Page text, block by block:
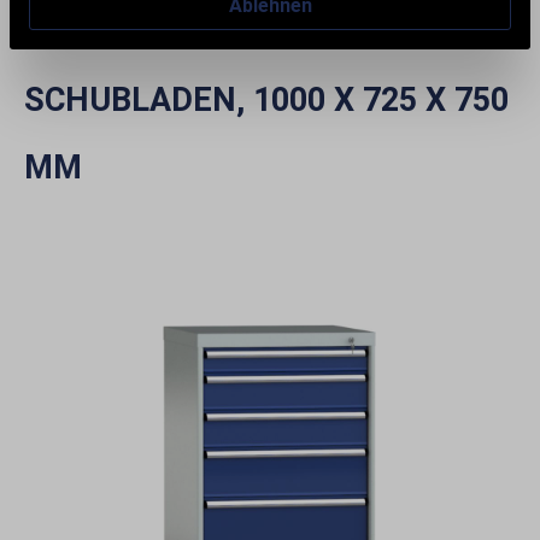
SCHUBLADENSCHRANK MIT 5
SCHUBLADEN, 1000 X 725 X 750
MM
Ablehnen